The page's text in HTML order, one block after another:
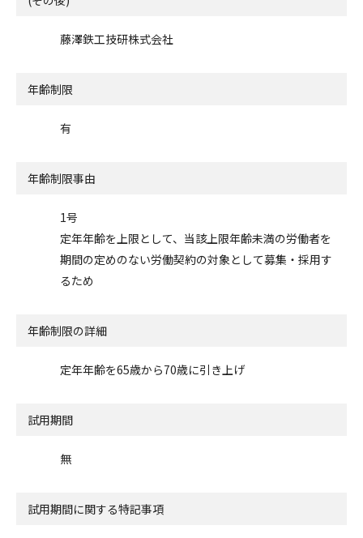
藤澤鉄工技研株式会社
年齢制限
有
年齢制限事由
1号
定年年齢を上限として、当該上限年齢未満の労働者を
期間の定めのない労働契約の対象として募集・採用す
るため
年齢制限の詳細
定年年齢を65歳から70歳に引き上げ
試用期間
無
試用期間に関する特記事項